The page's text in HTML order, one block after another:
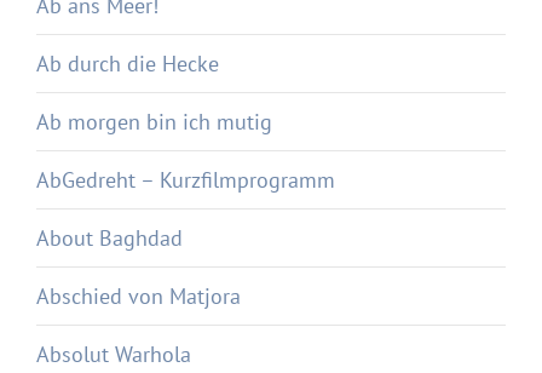
Ab ans Meer!
Ab durch die Hecke
Ab morgen bin ich mutig
AbGedreht – Kurzfilmprogramm
About Baghdad
Abschied von Matjora
Absolut Warhola